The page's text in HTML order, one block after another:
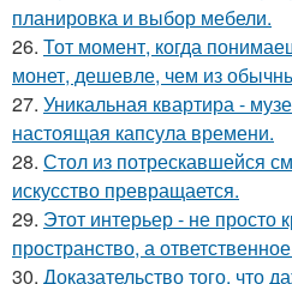
планировка и выбор мебели.
26. Тот момент, когда
монет, дешевле, чем из
27. Уникальная квартира -
настоящая капсула времени.
28. Стол из потрескавшейся
искусство превращается.
29. Этот интерьер - не
пространство, а
30. Доказательство того, что